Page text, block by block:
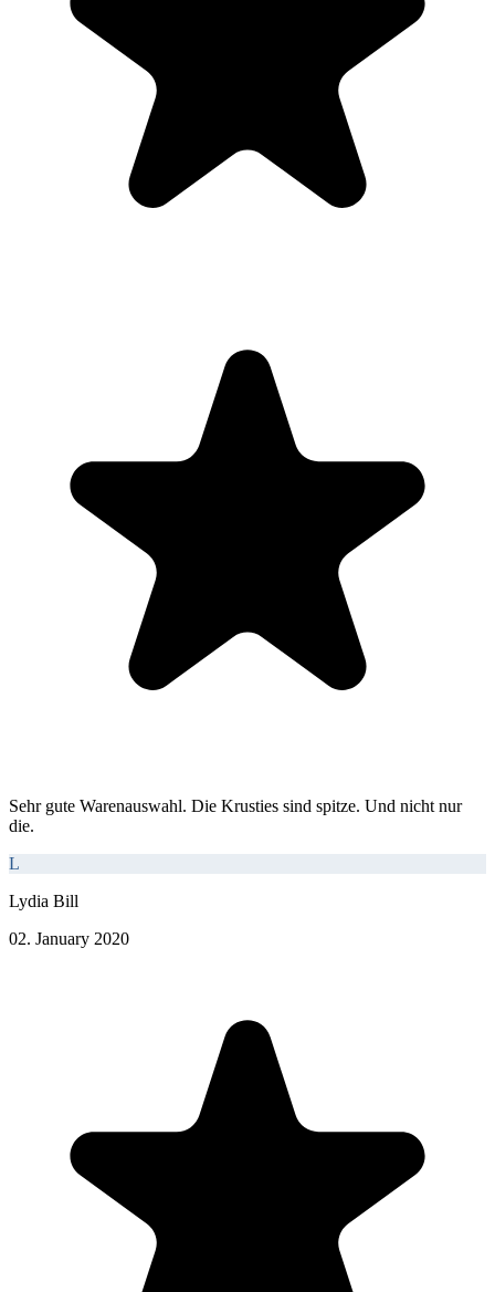
Sehr gute Warenauswahl. Die Krusties sind spitze. Und nicht nur
die.
L
Lydia Bill
02. January 2020